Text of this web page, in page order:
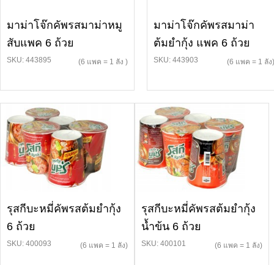
มาม่าโจ๊กคัพรสมาม่าหมู
สับแพค 6 ถ้วย
SKU: 443895 (6 แพค = 1 ลัง )
มาม่าโจ๊กคัพรสมาม่า
ต้มยำกุ้ง แพค 6 ถ้วย
SKU: 443903 (6 แพค = 1 ลัง)
รุสกีบะหมี่คัพรสต้มยำกุ้ง
6 ถ้วย
SKU: 400093 (6 แพค = 1 ลัง)
รุสกีบะหมี่คัพรสต้มยำกุ้ง
น้ำข้น 6 ถ้วย
SKU: 400101 (6 แพค = 1 ลัง)